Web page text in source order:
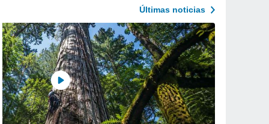
Últimas noticias